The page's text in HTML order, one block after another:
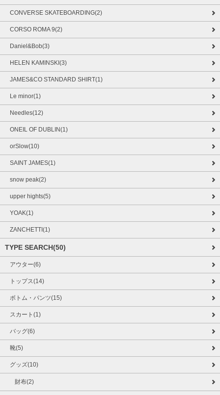
CONVERSE SKATEBOARDING(2)
CORSO ROMA 9(2)
Daniel&Bob(3)
HELEN KAMINSKI(3)
JAMES&CO STANDARD SHIRT(1)
Le minor(1)
Needles(12)
ONEIL OF DUBLIN(1)
orSlow(10)
SAINT JAMES(1)
snow peak(2)
upper hights(5)
YOAK(1)
ZANCHETTI(1)
TYPE SEARCH(50)
アウター(6)
トップス(14)
ボトム・パンツ(15)
スカート(1)
バッグ(6)
靴(5)
グッズ(10)
財布(2)